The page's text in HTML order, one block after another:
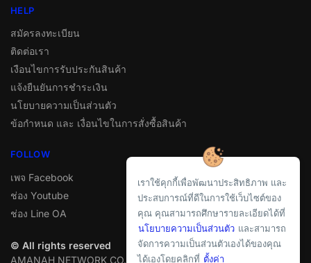
HELP
สมัครลงทะเบียน
ติดต่อเรา
เงือนไขการรับประกันสินค้า
แจ้งยืนยันการชำระเงิน
นโยบายความเป็นส่วนตัว
ข้อกำหนด และ เงื่อนไขในการสั่งซื้อสินค้า
FOLLOW
เพจ Facebook
ช่อง Youtube
ช่อง Line OA
© All rights reserved
AMANAH NETWORK CO.,LTD
เราใช้คุกกี้เพื่อพัฒนาประสิทธิภาพ และ
ประสบการณ์ที่ดีในการใช้เว็บไซต์ของ
คุณ คุณสามารถศึกษารายละเอียดได้ที่
นโยบายความเป็นส่วนตัว และสามารถ
จัดการความเป็นส่วนตัวเองได้ของคุณ
ได้เองโดยคลิกที่ ตั้งค่า